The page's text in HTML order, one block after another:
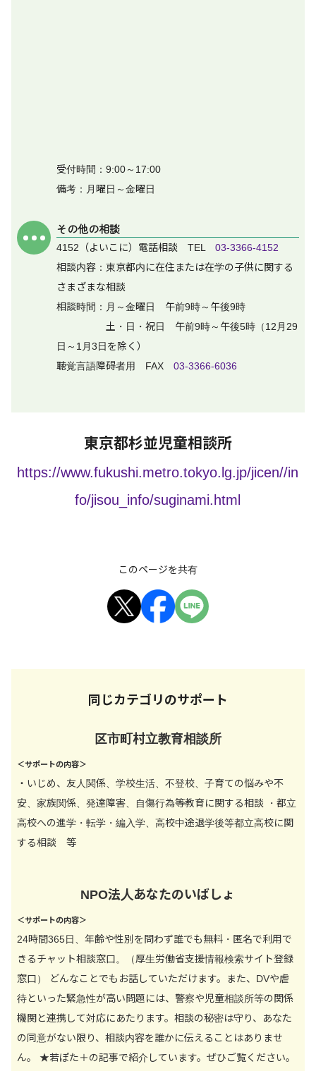
受付時間：9:00～17:00
備考：月曜日～金曜日
その他の相談
4152（よいこに）電話相談 TEL03-3366-4152
相談内容：東京都内に在住または在学の子供に関する
さまざまな相談
相談時間：月～金曜日 午前9時～午後9時
土・日・祝日 午前9時～午後5時（12月29
日～1月3日を除く）
聴覚言語障碍者用 FAX03-3366-6036
東京都杉並児童相談所
https://www.fukushi.metro.tokyo.lg.jp/jicen//in
fo/jisou_info/suginami.html
このページを共有
同じカテゴリのサポート
区市町村立教育相談所
＜サポートの内容＞
・いじめ、友人関係、学校生活、不登校、子育ての悩みや不
安、家族関係、発達障害、自傷行為等教育に関する相談 ・都立
高校への進学・転学・編入学、高校中途退学後等都立高校に関
する相談 等
NPO法人あなたのいばしょ
＜サポートの内容＞
24時間365日、年齢や性別を問わず誰でも無料・匿名で利用で
きるチャット相談窓口。（厚生労働省支援情報検索サイト登録
窓口） どんなことでもお話していただけます。また、DVや虐
待といった緊急性が高い問題には、警察や児童相談所等の関係
機関と連携して対応にあたります。相談の秘密は守り、あなた
の同意がない限り、相談内容を誰かに伝えることはありませ
ん。 ★若ぽた＋の記事で紹介しています。ぜひご覧ください。